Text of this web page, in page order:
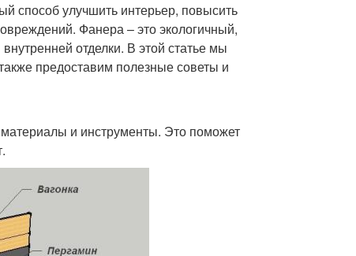
способ улучшить интерьер, повысить
Фанера – это экологичный,
отделки. В этой статье мы
предоставим полезные советы и
и инструменты. Это поможет